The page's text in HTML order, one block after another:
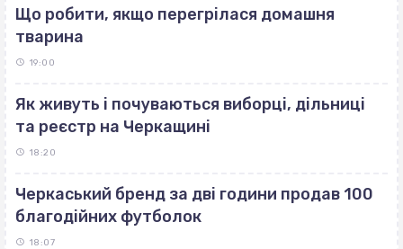
Що робити, якщо перегрілася домашня
тварина
19:00
Як живуть і почуваються виборці, дільниці
та реєстр на Черкащині
18:20
Черкаський бренд за дві години продав 100
благодійних футболок
18:07